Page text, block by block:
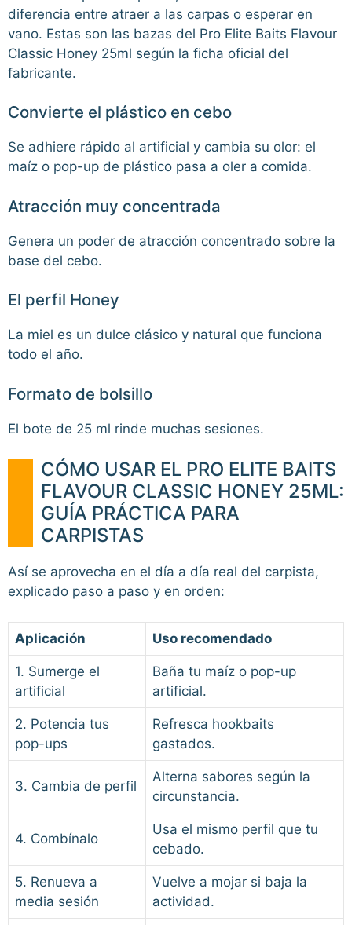
diferencia entre atraer a las carpas o esperar en
vano. Estas son las bazas del Pro Elite Baits Flavour
Classic Honey 25ml según la ficha oficial del
fabricante.
Convierte el plástico en cebo
Se adhiere rápido al artificial y cambia su olor: el
maíz o pop-up de plástico pasa a oler a comida.
Atracción muy concentrada
Genera un poder de atracción concentrado sobre la
base del cebo.
El perfil Honey
La miel es un dulce clásico y natural que funciona
todo el año.
Formato de bolsillo
El bote de 25 ml rinde muchas sesiones.
CÓMO USAR EL PRO ELITE BAITS
FLAVOUR CLASSIC HONEY 25ML:
GUÍA PRÁCTICA PARA
CARPISTAS
Así se aprovecha en el día a día real del carpista,
explicado paso a paso y en orden:
Aplicación Uso recomendado
1. Sumerge el
artificial
Baña tu maíz o pop-up
artificial.
2. Potencia tus
pop-ups
Refresca hookbaits
gastados.
3. Cambia de perfil
Alterna sabores según la
circunstancia.
4. Combínalo
Usa el mismo perfil que tu
cebado.
5. Renueva a
media sesión
Vuelve a mojar si baja la
actividad.